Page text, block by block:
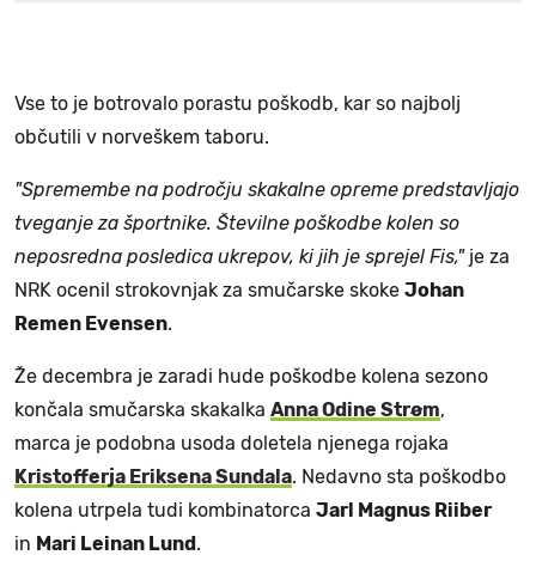
Vse to je botrovalo porastu poškodb, kar so najbolj
občutili v norveškem taboru.
"Spremembe na področju skakalne opreme predstavljajo
tveganje za športnike. Številne poškodbe kolen so
neposredna posledica ukrepov, ki jih je sprejel Fis,"je za
NRK ocenil strokovnjak za smučarske skoke Johan
Remen Evensen.
Že decembra je zaradi hude poškodbe kolena sezono
končala smučarska skakalka Anna Odine Strøm,
marca je podobna usoda doletela njenega rojaka
Kristofferja Eriksena Sundala. Nedavno sta poškodbo
kolena utrpela tudi kombinatorca Jarl Magnus Riiber
in Mari Leinan Lund.